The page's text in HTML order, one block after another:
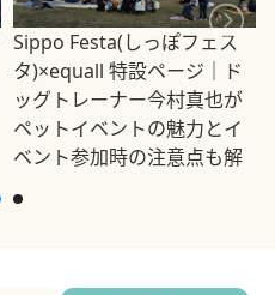
Sippo Festa(しっぽフェス
タ)×equall 特設ページ｜ド
ッグトレーナー今村真也が
ペットイベントの魅力とイ
ベント参加時の注意点も解
2026年5月12日